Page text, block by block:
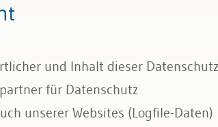
und Inhalt dieser
für Datenschutz
unserer Websites (Logfile-Daten)